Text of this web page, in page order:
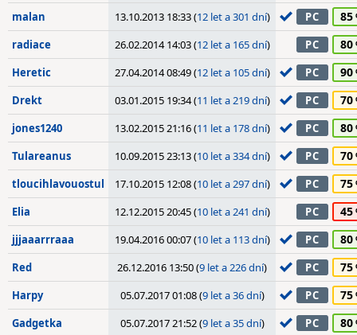
malan 13.10.2013 18:33 (12 let a 301 dní) PC 85
radiace 26.02.2014 14:03 (12 let a 165 dní) PC 80
Heretic 27.04.2014 08:49 (12 let a 105 dní) PC 90
Drekt 03.01.2015 19:34 (11 let a 219 dní) PC 70
jones1240 13.02.2015 21:16 (11 let a 178 dní) PC 80
Tulareanus 10.09.2015 23:13 (10 let a 334 dní) PC 70
tloucihlavouostul 17.10.2015 12:08 (10 let a 297 dní) PC 75
Elia 12.12.2015 20:45 (10 let a 241 dní) PC 45
jjjaaarrraaa 19.04.2016 00:07 (10 let a 113 dní) PC 80
Red 26.12.2016 13:50 (9 let a 226 dní) PC 75
Harpy 05.07.2017 01:08 (9 let a 36 dní) PC 75
Gadgetka 05.07.2017 21:52 (9 let a 35 dní) PC 80